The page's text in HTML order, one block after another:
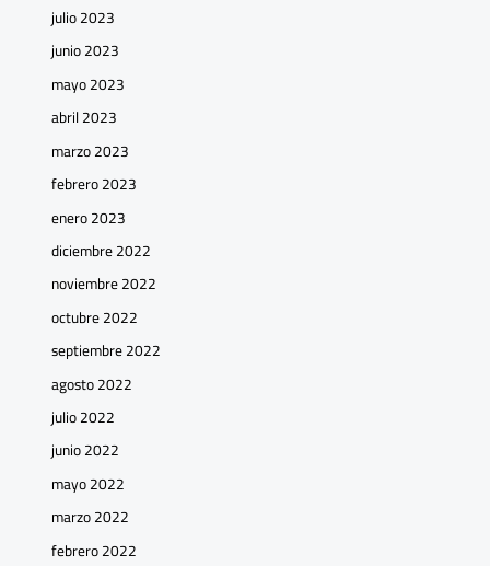
julio 2023
junio 2023
mayo 2023
abril 2023
marzo 2023
febrero 2023
enero 2023
diciembre 2022
noviembre 2022
octubre 2022
septiembre 2022
agosto 2022
julio 2022
junio 2022
mayo 2022
marzo 2022
febrero 2022